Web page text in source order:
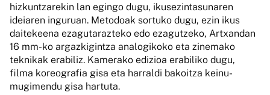
hizkuntzarekin lan egingo dugu, ikusezintasunaren
ideiaren inguruan. Metodoak sortuko dugu, ezin ikus
daitekeena ezagutarazteko edo ezagutzeko, Artxandan
16 mm-ko argazkigintza analogikoko eta zinemako
teknikak erabiliz. Kamerako edizioa erabiliko dugu,
filma koreografia gisa eta harraldi bakoitza keinu-
mugimendu gisa hartuta.